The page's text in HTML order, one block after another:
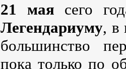
21 мая сего
Легендариуму, в
большинство
пока только по